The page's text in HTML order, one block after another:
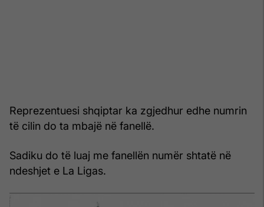
Reprezentuesi shqiptar ka zgjedhur edhe numrin
të cilin do ta mbajë në fanellë.
Sadiku do të luaj me fanellën numër shtatë në
ndeshjet e La Ligas.